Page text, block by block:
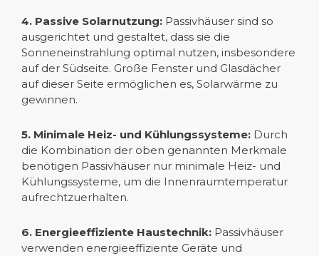
4. Passive Solarnutzung: Passivhäuser sind so
ausgerichtet und gestaltet, dass sie die
Sonneneinstrahlung optimal nutzen, insbesondere
auf der Südseite. Große Fenster und Glasdächer
auf dieser Seite ermöglichen es, Solarwärme zu
gewinnen.
5. Minimale Heiz- und Kühlungssysteme: Durch
die Kombination der oben genannten Merkmale
benötigen Passivhäuser nur minimale Heiz- und
Kühlungssysteme, um die Innenraumtemperatur
aufrechtzuerhalten.
6. Energieeffiziente Haustechnik: Passivhäuser
verwenden energieeffiziente Geräte und